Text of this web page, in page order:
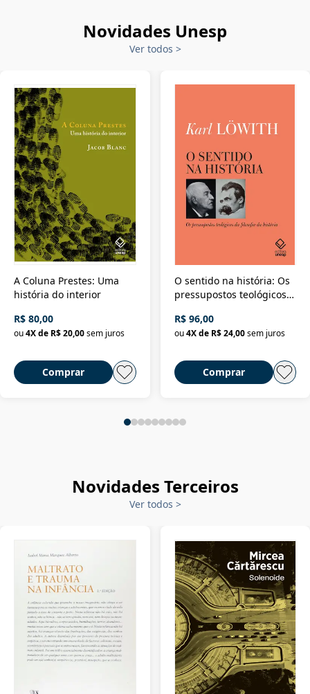
Novidades Unesp
Ver todos >
A Coluna Prestes: Uma
história do interior
R$ 80,00
ou4X de R$ 20,00sem juros
Comprar
O sentido na história: Os
pressupostos teológicos
R$ 96,00
ou 4X de R$ 24,00 sem juros
Comprar
Novidades Terceiros
Ver todos >